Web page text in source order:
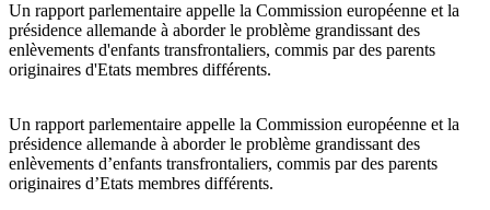
Un rapport parlementaire appelle la Commission européenne et la
présidence allemande à aborder le problème grandissant des
enlèvements d'enfants transfrontaliers, commis par des parents
originaires d'Etats membres différents.
Un rapport parlementaire appelle la Commission européenne et la
présidence allemande à aborder le problème grandissant des
enlèvements d’enfants transfrontaliers, commis par des parents
originaires d’Etats membres différents.